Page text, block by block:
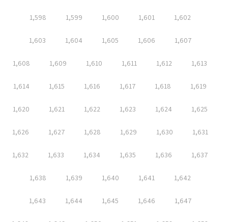
1,598 1,599 1,600 1,601 1,602
1,603 1,604 1,605 1,606 1,607
1,608 1,609 1,610 1,611 1,612 1,613
1,614 1,615 1,616 1,617 1,618 1,619
1,620 1,621 1,622 1,623 1,624 1,625
1,626 1,627 1,628 1,629 1,630 1,631
1,632 1,633 1,634 1,635 1,636 1,637
1,638 1,639 1,640 1,641 1,642
1,643 1,644 1,645 1,646 1,647